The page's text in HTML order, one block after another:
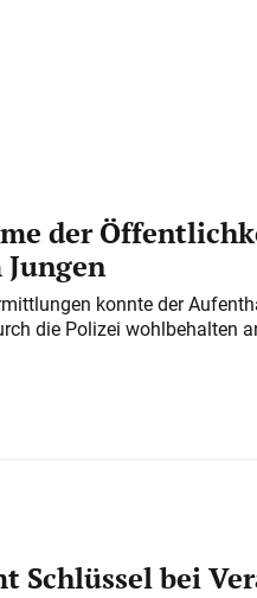
der
konnte der
die Polizei wohlbehalten
Schlüssel bei